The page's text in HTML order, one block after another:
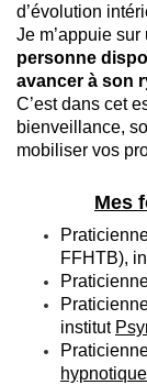
d’évolution
Je m’appuie
personne
avancer à son
C’est dans cet
bienveillance,
mobiliser vos
Mes
FFHTB),
institut
hypnotique